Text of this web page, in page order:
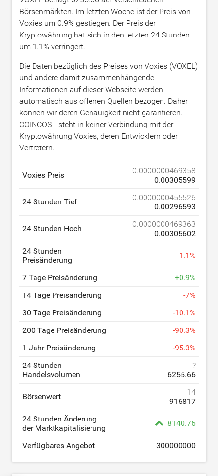
Börsenmärkten. Im letzten Woche ist der Preis von
Voxies um 0.9% gestiegen. Der Preis der
Kryptowährung hat sich in den letzten 24 Stunden
um 1.1% verringert.
Die Daten bezüglich des Preises von Voxies (VOXEL)
und andere damit zusammenhängende
Informationen auf dieser Webseite werden
automatisch aus offenen Quellen bezogen. Daher
können wir deren Genauigkeit nicht garantieren.
COINCOST steht in keiner Verbindung mit der
Kryptowährung Voxies, deren Entwicklern oder
Vertretern.
Voxies Preis
0.0000000469358
0.00305599
24 Stunden Tief
0.0000000455526
0.00296593
24 Stunden Hoch
0.0000000469363
0.00305602
24 Stunden
Preisänderung
-1.1%
7 Tage Preisänderung +0.9%
14 Tage Preisänderung
-7%
30 Tage Preisänderung
-10.1%
200 Tage Preisänderung
-90.3%
1 Jahr Preisänderung
-95.3%
24 Stunden
Handelsvolumen
?
6255.66
Börsenwert
14
916817
24 Stunden Änderung
der Marktkapitalisierung
8140.76
Verfügbares Angebot 300000000